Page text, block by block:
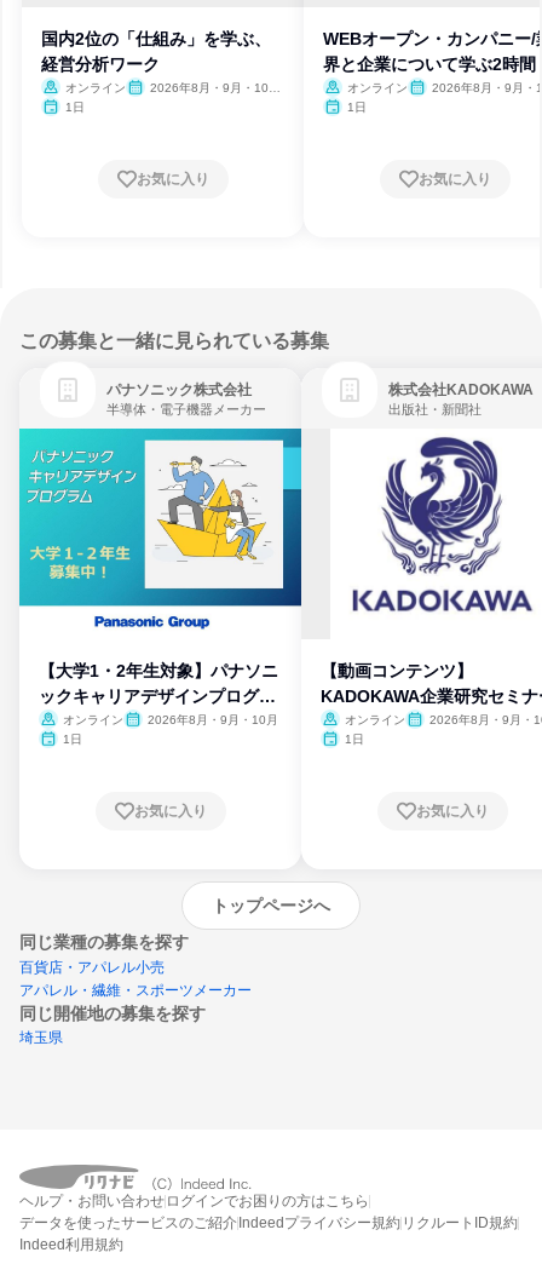
国内2位の「仕組み」を学ぶ、
経営分析ワーク
オンライン
2026年8月・9月・10
1日
お気に入り
WEBオープン・カンパニー/
界と企業について学ぶ2時間
オンライン
2026年8月・9月・
1日
お気に入り
この募集と一緒に見られている募集
パナソニック株式会社
半導体・電子機器メーカー
【大学1・2年生対象】パナソニ
ックキャリアデザインプログラ
ム
オンライン
2026年8月・9月・10月
1日
お気に入り
株式会社KADOKAWA
出版社・新聞社
【動画コンテンツ】
KADOKAWA企業研究セミナ
オンライン
2026年8月・9月・
1日
お気に入り
トップページへ
同じ業種の募集を探す
百貨店・アパレル小売
アパレル・繊維・スポーツメーカー
同じ開催地の募集を探す
埼玉県
エントリーするとプログラムの詳細案内を
受け取れるようになります
ヘルプ・お問い合わせ ログインでお困りの方はこちら
データを使ったサービスのご紹介 Indeedプライバシー規約 リクルートID規約
Indeed利用規約